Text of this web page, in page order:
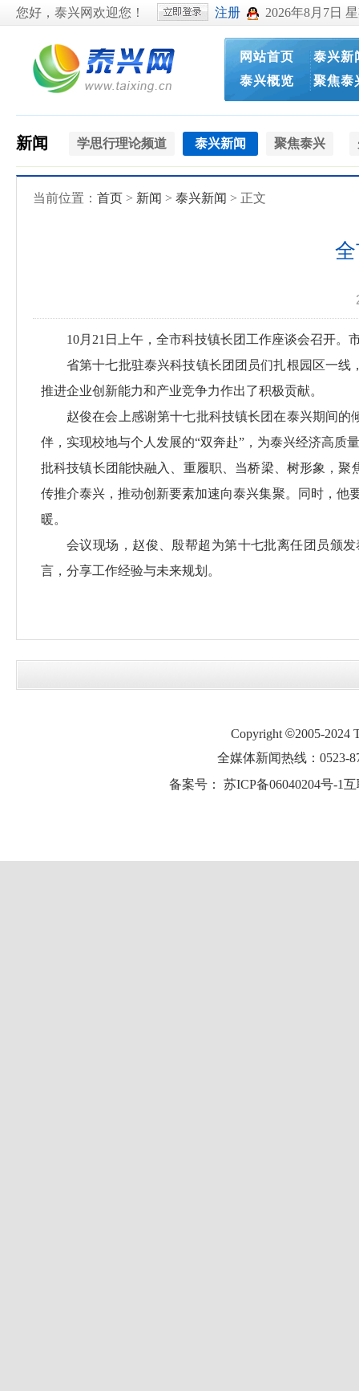
您好，泰兴网欢迎您！ 注册 2026年8月7日
网站首页
泰兴概览
泰兴新
聚焦泰
新闻 学思行理论频道 泰兴新闻 聚焦泰兴
当前位置： 首页 > 新闻 > 泰兴新闻 > 正文
10月21日上午，全市科技镇长团工作座谈会召开
省第十七批驻泰兴科技镇长团团员们扎根园区一
推进企业创新能力和产业竞争力作出了积极贡献。
赵俊在会上感谢第十七批科技镇长团在泰兴期间
伴，实现校地与个人发展的“双奔赴”，为泰兴经济高质
批科技镇长团能快融入、重履职、当桥梁、树形象，
传推介泰兴，推动创新要素加速向泰兴集聚。同时，他
暖。
会议现场，赵俊、殷帮超为第十七批离任团员颁
言，分享工作经验与未来规划。
Copyright ©2005-2024
全媒体新闻热线：0523-
备案号： 苏ICP备06040204号-1互